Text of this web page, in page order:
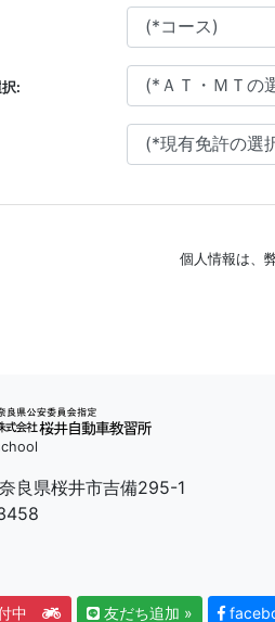
:
個人情報は、
県桜井市吉備295-1
中 友だち追加 »